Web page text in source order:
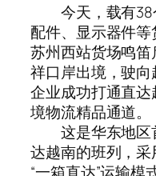
今天，载有38
配件、显示器件等
苏州西站货场鸣
祥口岸出境，驶
企业成功打通直
境物流精品通道。
这是华东地区
达越南的班列，